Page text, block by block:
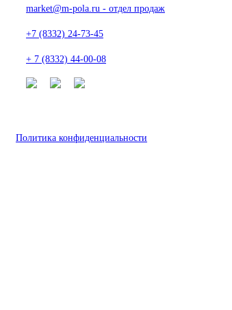
market@m-pola.ru - отдел продаж
+7 (8332) 24-73-45
+ 7 (8332) 44-00-08
Политика конфиденциальности